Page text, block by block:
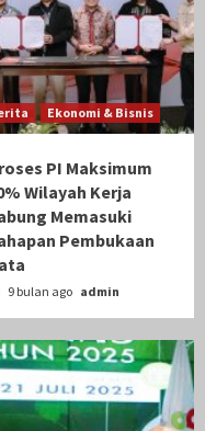
Ekonomi & Bisnis
PI Maksimum
Wilayah Kerja
Memasuki
Pembukaan
9 bulan ago admin